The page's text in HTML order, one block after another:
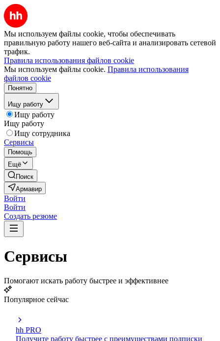
Мы используем файлы cookie, чтобы обеспечивать
правильную работу нашего веб-сайта и анализировать сетевой
трафик.
Правила использования файлов cookie
Мы используем файлы cookie. Правила использования
файлов cookie
Понятно
Ищу работу
Ищу работу
Ищу работу
Ищу сотрудника
Сервисы
Помощь
Ещё
Поиск
Армавир
Войти
Войти
Создать резюме
Сервисы
Помогают искать работу быстрее и эффективнее
Популярное сейчас
hh PRO
Получите работу быстрее с преимуществами подписки